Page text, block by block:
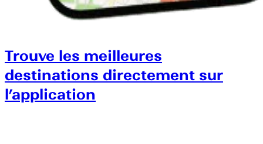
Trouve les meilleures
destinations directement sur
l’application